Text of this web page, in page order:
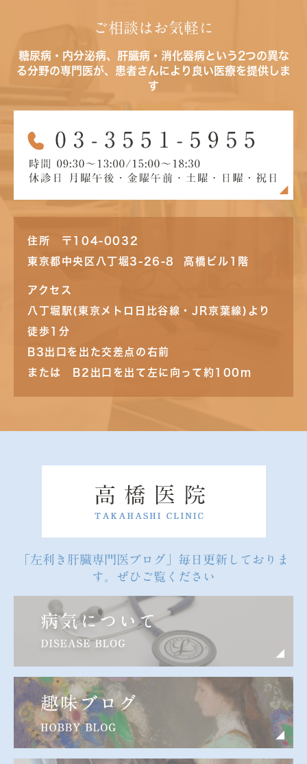
ご相談はお気軽に
糖尿病・内分泌病、肝臓病・消化器病という2つの異な
る分野の専門医が、患者さんにより良い医療を提供しま
す
住所 〒104-0032
東京都中央区八丁堀3-26-8 高橋ビル1階
アクセス
八丁堀駅(東京メトロ日比谷線・JR京葉線)より
徒歩1分
B3出口を出た交差点の右前
または B2出口を出て左に向って約100m
「左利き肝臓専門医ブログ」毎日更新しておりま
す。ぜひご覧ください